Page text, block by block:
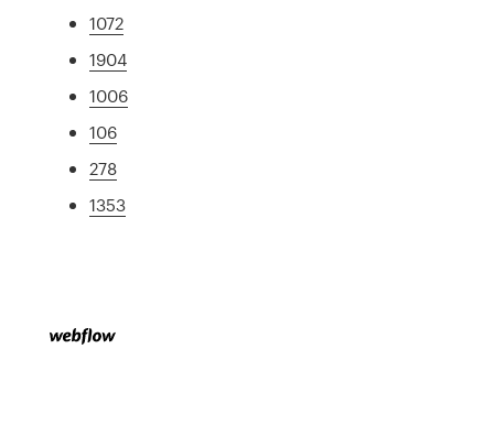
1072
1904
1006
106
278
1353